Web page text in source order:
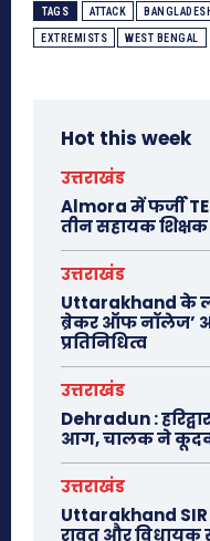
TAGS ATTACK
EXTREMISTS WEST BENGAL
Hot this week
उत्तराखंड
Almora में फर्जी
तीन सहायक
उत्तराखंड
Uttarakhand के
ब्रेकर ऑफ नॉलेज’
प्रतिनिधित्व
उत्तराखंड
Dehradun :
आग, चालक ने
उत्तराखंड
Uttarakhand
रावत और विधायक